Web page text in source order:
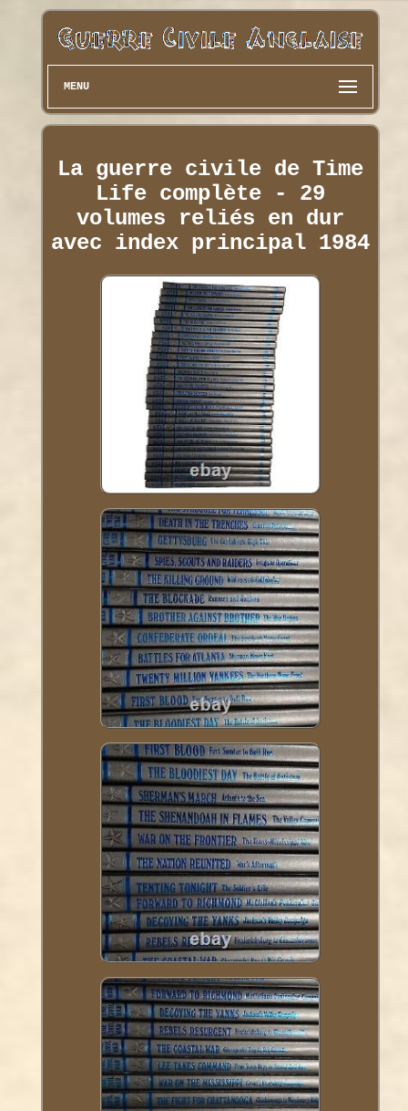
MENU
La guerre civile de Time
Life complète - 29
volumes reliés en dur
avec index principal 1984